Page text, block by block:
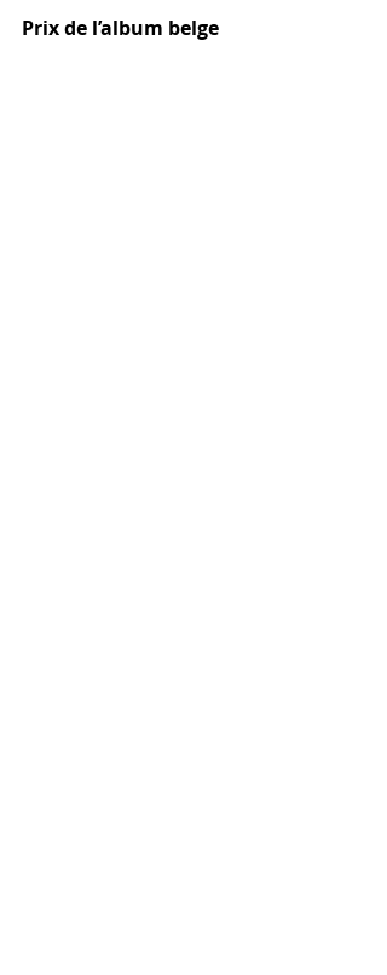
Prix de l’album belge